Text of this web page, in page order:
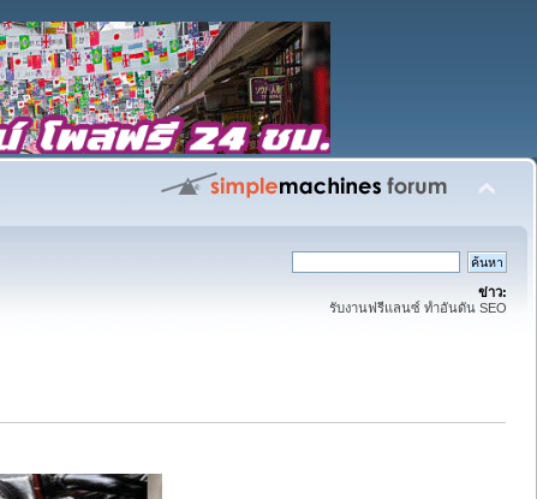
ข่าว:
รับงานฟรีแลนซ์ ทำอันดัน SEO